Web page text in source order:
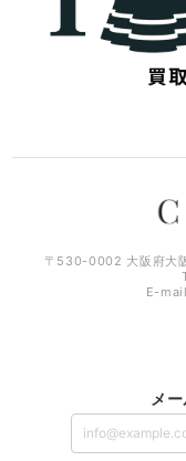
〒530-0002 大阪府大
E-
メ